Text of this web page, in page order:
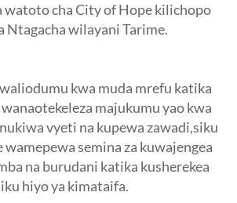
watoto cha City of Hope kilichopo
Ntagacha wilayani Tarime.
kwa muda mrefu katika
majukumu yao kwa
vyeti na kupewa zawadi,siku
wamepewa semina za kuwajengea
na burudani katika kusherekea
hiyo ya kimataifa.